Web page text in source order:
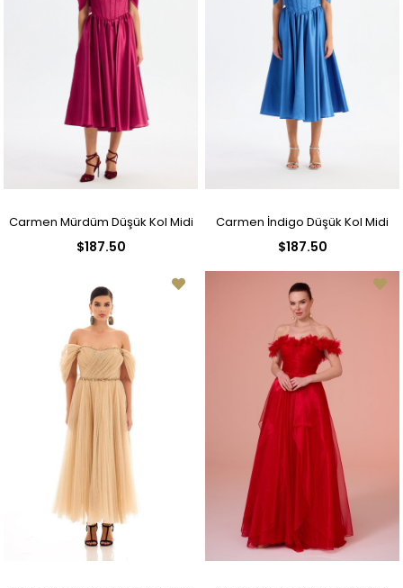
Carmen Mürdüm Düşük Kol Midi
$187.50
Carmen İndigo Düşük Kol Midi
$187.50